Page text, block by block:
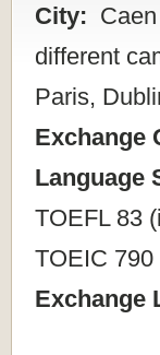
City:
different
Paris,
Exchange
Language
TOEFL 83
TOEIC 790
Exchange